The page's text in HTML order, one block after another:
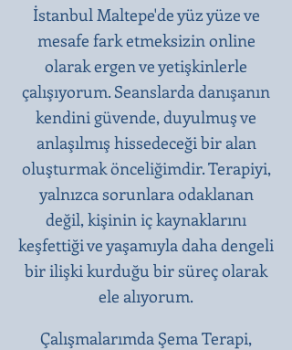
İstanbul Maltepe'de yüz yüze ve
mesafe fark etmeksizin online
olarak ergen ve yetişkinlerle
çalışıyorum. Seanslarda danışanın
kendini güvende, duyulmuş ve
anlaşılmış hissedeceği bir alan
oluşturmak önceliğimdir. Terapiyi,
yalnızca sorunlara odaklanan
değil, kişinin iç kaynaklarını
keşfettiği ve yaşamıyla daha dengeli
bir ilişki kurduğu bir süreç olarak
ele alıyorum.
Çalışmalarımda Şema Terapi,